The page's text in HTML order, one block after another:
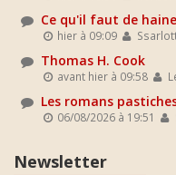
Ce qu'il faut de
hier à 09:09
Thomas H. Cook
avant hier à 09:58
Les romans
06/08/2026 à 19:51
Newsletter